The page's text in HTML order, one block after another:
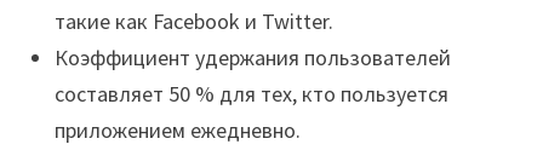
такие как Facebook и Twitter.
Коэффициент удержания пользователей
составляет 50 % для тех, кто пользуется
приложением ежедневно.